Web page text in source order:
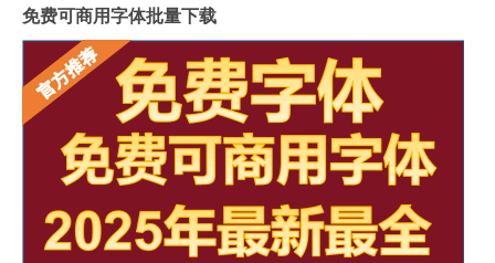
免费可商用字体批量下载